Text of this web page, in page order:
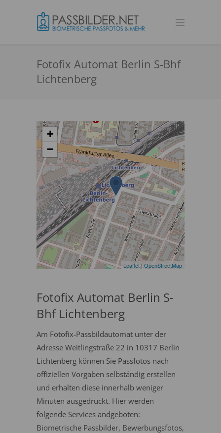
Fotofix Automat Berlin S-Bhf
Lichtenberg
+
−
Leaflet | OpenStreetMap
Fotofix Automat Berlin S-
Bhf Lichtenberg
Am Fotofix-Passbildautomat unter der
Adresse Weitlingstraße 22 in 10317 Berlin
Lichtenberg können Sie Passfotos nach
offiziellen Vorgaben selbständig erstellen
und erhalten diese innerhalb weniger
Minuten ausgedruckt. Hier werden
folgende Services andgeboten:
Biometrische Passbilder, Bewerbungsfotos,